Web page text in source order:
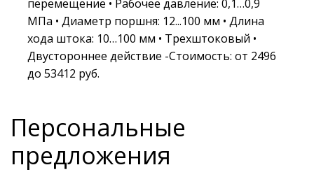
перемещение • Рабочее давление: 0,1…0,9
МПа • Диаметр поршня: 12...100 мм • Длина
хода штока: 10…100 мм • Трехштоковый •
Двустороннее действие -Стоимость: от 2496
до 53412 руб.
Персональные
предложения